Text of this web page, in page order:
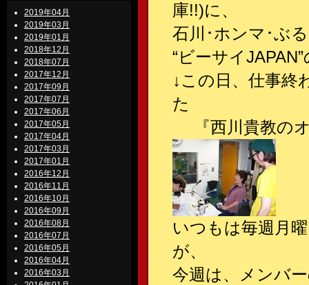
2019年04月
2019年03月
2019年01月
2018年12月
2018年07月
2017年12月
2017年09月
2017年07月
2017年06月
2017年05月
2017年04月
2017年03月
2017年01月
2016年12月
2016年11月
2016年10月
2016年09月
2016年08月
2016年07月
2016年05月
2016年04月
2016年03月
庫!!)に、
石川･ホンマ･ぶ
“ビーサイ
↓この日、仕事終
た
『西川貴教の
いつもは毎週月
が、
今週は、メンバ